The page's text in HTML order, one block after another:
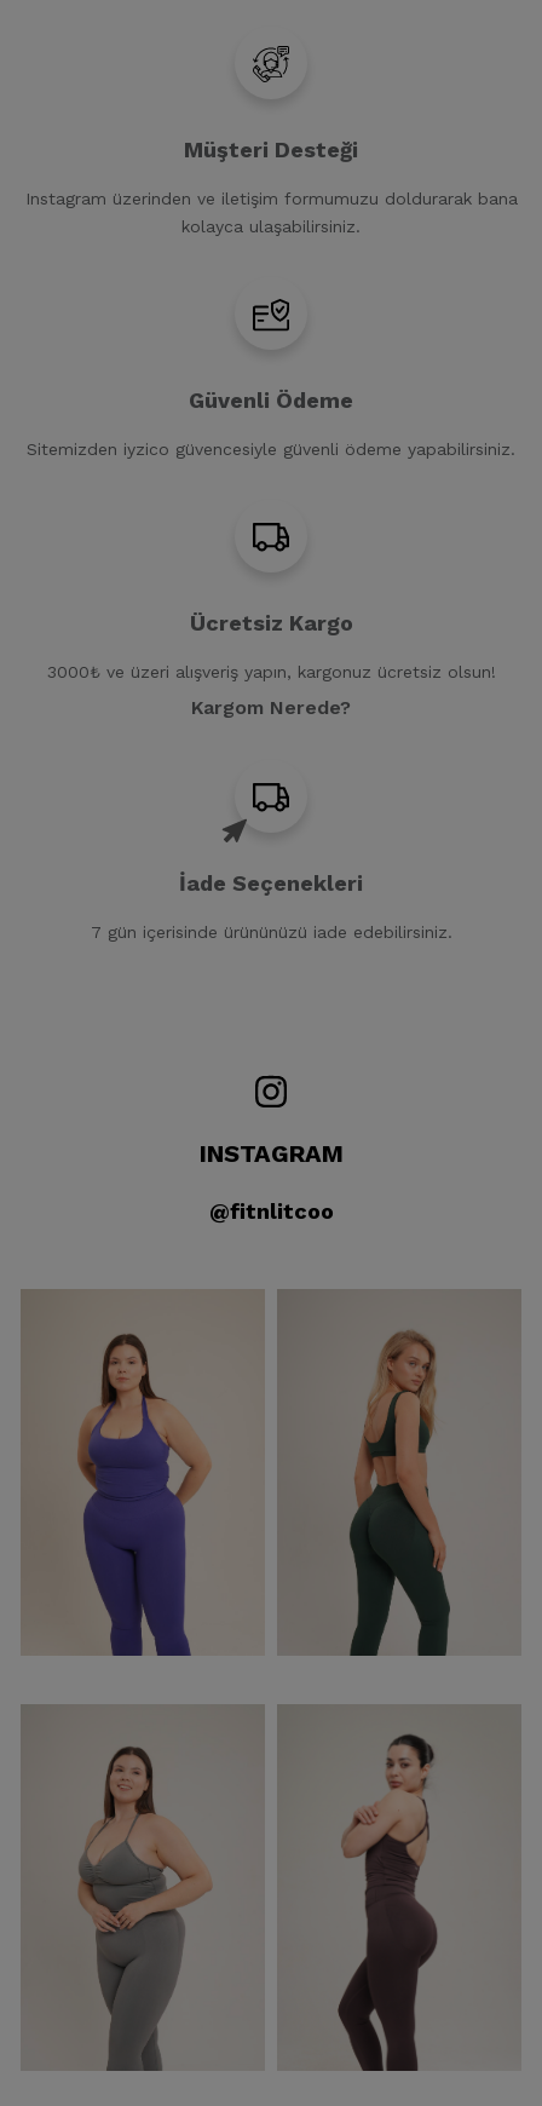
Müşteri Desteği
Instagram üzerinden ve iletişim formumuzu doldurarak bana
kolayca ulaşabilirsiniz.
Güvenli Ödeme
Sitemizden iyzico güvencesiyle güvenli ödeme yapabilirsiniz.
Ücretsiz Kargo
3000₺ ve üzeri alışveriş yapın, kargonuz ücretsiz olsun!
Kargom Nerede?
İade Seçenekleri
7 gün içerisinde ürününüzü iade edebilirsiniz.
INSTAGRAM
@fitnlitcoo